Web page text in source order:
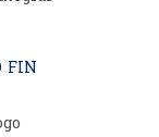
FIN